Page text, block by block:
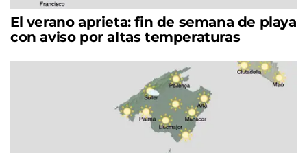
El verano aprieta: fin de semana de playa
con aviso por altas temperaturas